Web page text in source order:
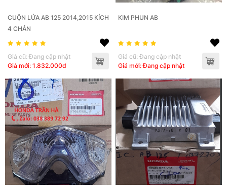
CUỘN LỬA AB 125 2014,2015 KÍCH
4 CHÂN
Giá cũ: Đang cập nhật
Giá mới: 1.832.000đ
KIM PHUN AB
Giá cũ: Đang cập nhật
Giá mới: Đang cập nhật